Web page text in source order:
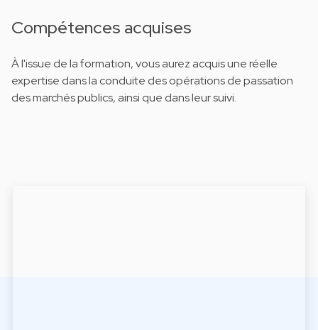
Compétences acquises
À l'issue de la formation, vous aurez acquis une réelle
expertise dans la conduite des opérations de passation
des marchés publics, ainsi que dans leur suivi.